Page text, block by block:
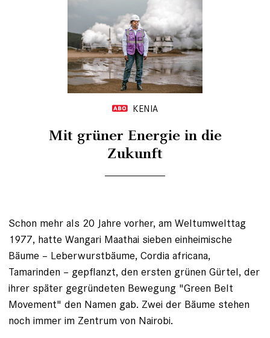
KENIA
Mit grüner Energie in die
Zukunft
Schon mehr als 20 Jahre vorher, am Weltumwelttag
1977, hatte Wangari Maathai sieben einheimische
Bäume – Leberwurstbäume, Cordia africana,
Tamarinden – gepflanzt, den ersten grünen Gürtel, der
ihrer später gegründeten Bewegung "Green Belt
Movement" den Namen gab. Zwei der Bäume stehen
noch immer im Zentrum von Nairobi.